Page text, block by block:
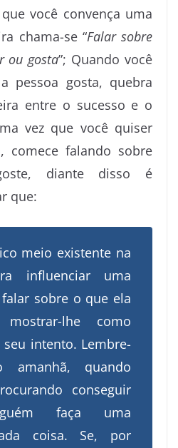
você convença uma
chama-se “Falar sobre
ou gosta”; Quando você
pessoa gosta, quebra
entre o sucesso e o
vez que você quiser
comece falando sobre
diante disso é
que:
meio existente na
influenciar uma
sobre o que ela
lhe como
intento. Lembre-
amanhã, quando
conseguir
faça uma
coisa. Se, por